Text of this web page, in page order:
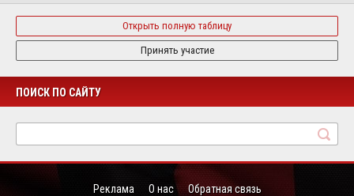
Открыть полную таблицу
Принять участие
ПОИСК ПО САЙТУ
Реклама О нас Обратная связь